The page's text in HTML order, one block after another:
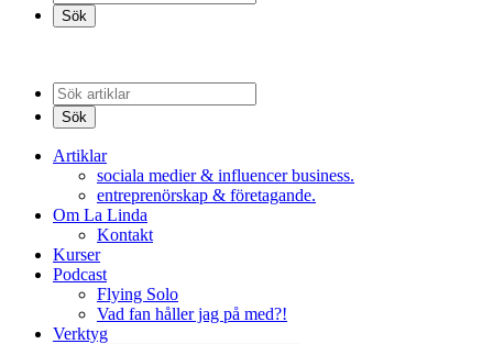
Artiklar
sociala medier & influencer business.
entreprenörskap & företagande.
Om La Linda
Kontakt
Kurser
Podcast
Flying Solo
Vad fan håller jag på med?!
Verktyg